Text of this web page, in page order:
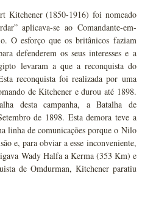
Kitchener (1850-1916) foi nomeado
aplicava-se ao Comandante-em-
O esforço que os britânicos faziam
defenderem os seus interesses e a
levaram a que a reconquista do
reconquista foi realizada por uma
de Kitchener e durou até 1898.
desta campanha, a Batalha de
de 1898. Esta demora teve a
linha de comunicações porque o Nilo
e, para obviar a esse inconveniente,
Wady Halfa a Kerma (353 Km) e
de Omdurman, Kitchener paratiu